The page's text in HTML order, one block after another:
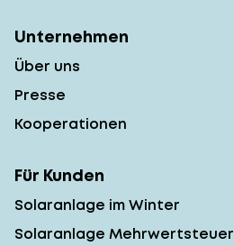
Unternehmen
Über uns
Presse
Kooperationen
Für Kunden
Solaranlage im Winter
Solaranlage Mehrwertsteuer